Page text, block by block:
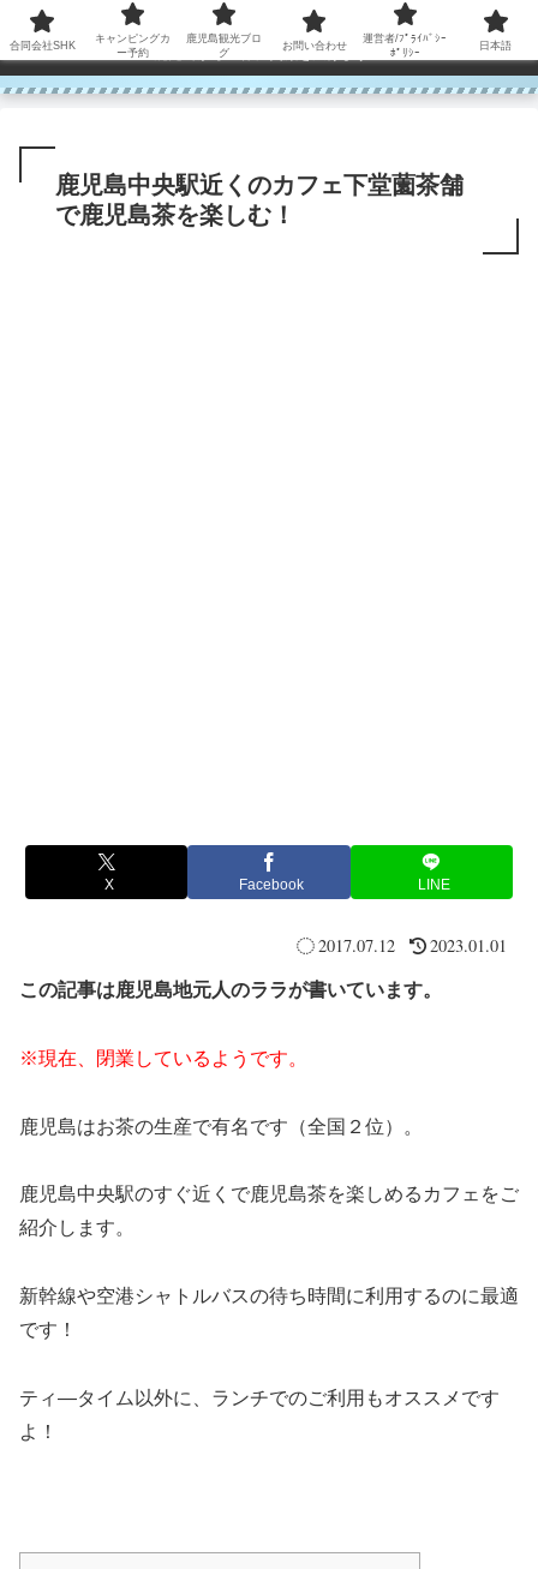
コンテンツへスキップ
鹿児島から世界に笑顔を広げます！
鹿児島中央駅近くのカフェ下堂薗茶舗
で鹿児島茶を楽しむ！
X Facebook LINE
2017.07.12 2023.01.01
この記事は鹿児島地元人のララが書いています。
※現在、閉業しているようです。
鹿児島はお茶の生産で有名です（全国２位）。
鹿児島中央駅のすぐ近くで鹿児島茶を楽しめるカフェをご
紹介します。
新幹線や空港シャトルバスの待ち時間に利用するのに最適
です！
ティ―タイム以外に、ランチでのご利用もオススメです
よ！
合同会社SHK
キャンピングカ
ー予約
鹿児島観光ブロ
グ
お問い合わせ
運営者/ﾌﾟﾗｲﾊﾞｼｰ
ﾎﾟﾘｼｰ
日本語